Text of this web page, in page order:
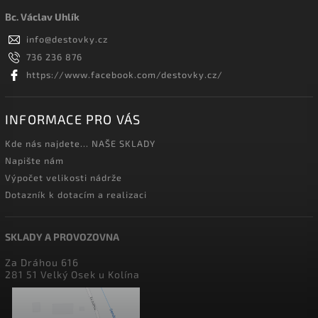
Bc. Václav Uhlík
info@destovky.cz
736 236 876
https://www.facebook.com/destovky.cz/
INFORMACE PRO VÁS
Kde nás najdete... NAŠE SKLADY
Napište nám
Výpočet velikosti nádrže
Dotazník k dotacím a realizaci
SKLADY A PROVOZOVNA
Za Dráhou 616
281 51 Velký Osek u Kolína